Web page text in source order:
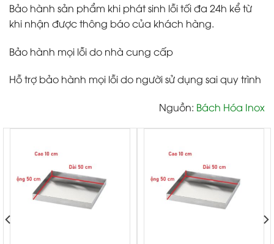
Bảo hành sản phẩm khi phát sinh lỗi tối đa 24h kể từ
khi nhận được thông báo của khách hàng.
Bảo hành mọi lỗi do nhà cung cấp
Hỗ trợ bảo hành mọi lỗi do người sử dụng sai quy trình
Nguồn: Bách Hóa Inox